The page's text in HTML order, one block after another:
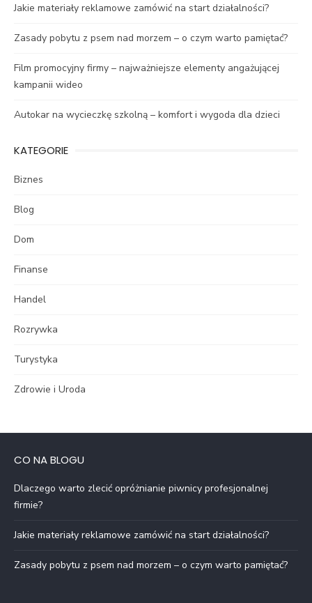
Jakie materiały reklamowe zamówić na start działalności?
Zasady pobytu z psem nad morzem – o czym warto pamiętać?
Film promocyjny firmy – najważniejsze elementy angażującej
kampanii wideo
Autokar na wycieczkę szkolną – komfort i wygoda dla dzieci
KATEGORIE
Biznes
Blog
Dom
Finanse
Handel
Rozrywka
Turystyka
Zdrowie i Uroda
CO NA BLOGU
Dlaczego warto zlecić opróżnianie piwnicy profesjonalnej
firmie?
Jakie materiały reklamowe zamówić na start działalności?
Zasady pobytu z psem nad morzem – o czym warto pamiętać?